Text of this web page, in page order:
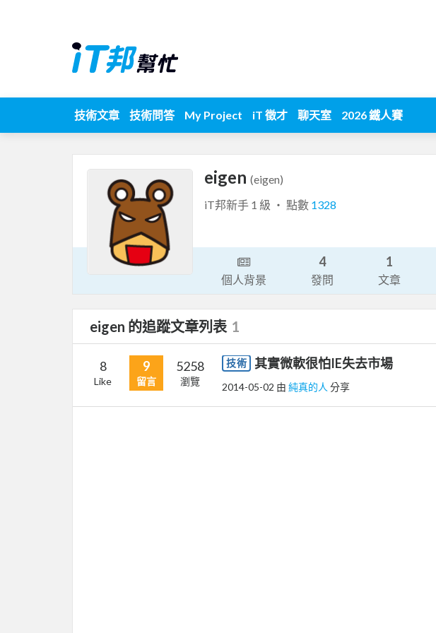
技術文章 技術問答 My Project iT 徵才 聊天室 2026 鐵人賽
eigen (eigen)
iT邦新手 1 級 ‧ 點數 1328
個人背景
4
發問
1
文章
eigen 的追蹤文章列表 1
8
Like
9
留言
5258
瀏覽
技術 其實微軟很怕IE失去市場
2014-05-02 由 純真的人 分享